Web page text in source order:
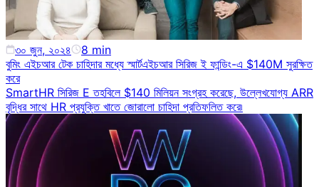
৩০ জুন, ২০২৪ 8 min
বুমিং এইচআর টেক চাহিদার মধ্যে স্মার্টএইচআর সিরিজ ই ফান্ডিং-এ $140M সুরক্ষিত
করে
SmartHR সিরিজ E তহবিলে $140 মিলিয়ন সংগ্রহ করেছে, উল্লেখযোগ্য ARR
বৃদ্ধির সাথে HR প্রযুক্তি খাতে জোরালো চাহিদা প্রতিফলিত করে৷